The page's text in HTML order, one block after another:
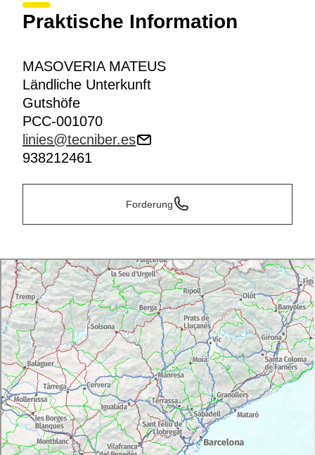
Praktische Information
MASOVERIA MATEUS
Ländliche Unterkunft
Gutshöfe
PCC-001070
linies@tecniber.es
938212461
Forderung